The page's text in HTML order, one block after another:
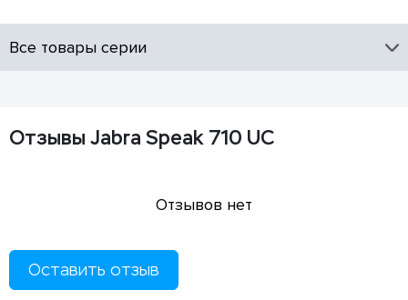
Все товары серии
Отзывы Jabra Speak 710 UC
Отзывов нет
Оставить отзыв